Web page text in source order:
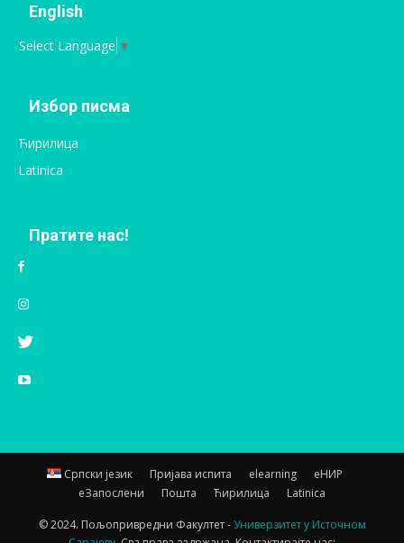
English
Select Language ▼
Избор писма
Ћирилица
Latinica
Пратите нас!
Српски језик Пријава испита elearning
еНИР
еЗапослени
Пошта Ћирилица Latinica
© 2024. Пољопривредни Факултет -Универзитет у Источном